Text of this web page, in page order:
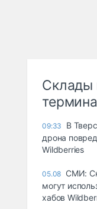
Склады
09:33
В
дрона
Wildberries
05.08 СМИ:
могут
хабов